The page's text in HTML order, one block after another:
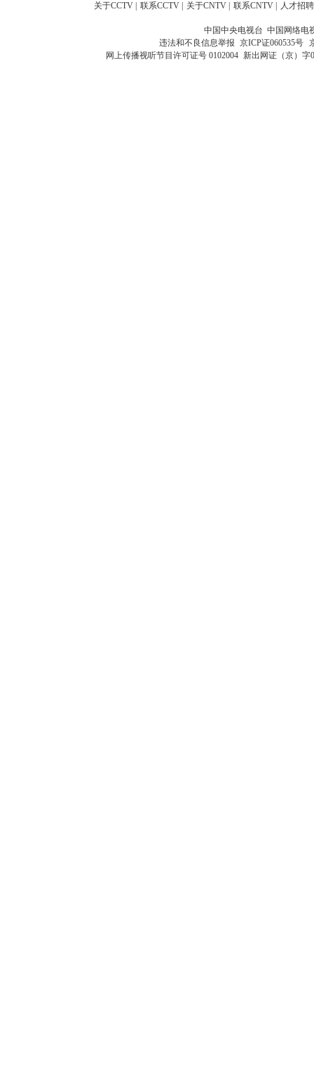
关于CCTV 联系CCTV 关于CNTV 联系CNTV 人才招聘
中国中央电视台 中国网络电
违法和不良信息举报 京ICP证060535号
网上传播视听节目许可证号 0102004 新出网证（京）